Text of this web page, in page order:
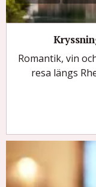
Romantik, vin
resa längs